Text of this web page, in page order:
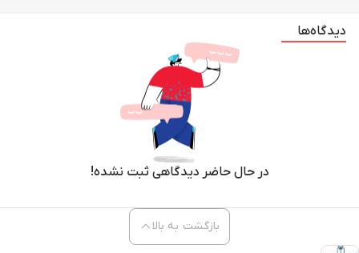
دیدگاه‌ها
در حال حاضر دیدگاهی ثبت نشده!
بازگشت به بالا